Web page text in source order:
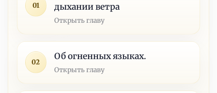
01
дыхании ветра
Открыть главу
02
Об огненных языках.
Открыть главу